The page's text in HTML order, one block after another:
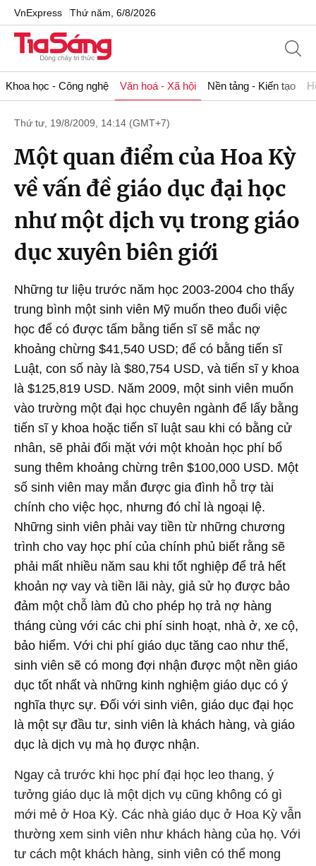
VnExpress Thứ năm, 6/8/2026
Khoa học - Công nghệ Văn hoá - Xã hội Nền tảng - Kiến tạo
Thứ tư, 19/8/2009, 14:14 (GMT+7)
Một quan điểm của Hoa Kỳ
về vấn đề giáo dục đại học
như một dịch vụ trong giáo
dục xuyên biên giới
Những tư liệu trước năm học 2003-2004 cho thấy
trung bình một sinh viên Mỹ muốn theo đuổi việc
học để có được tấm bằng tiến sĩ sẽ mắc nợ
khoảng chừng $41,540 USD; để có bằng tiến sĩ
Luật, con số này là $80,754 USD, và tiến sĩ y khoa
là $125,819 USD. Năm 2009, một sinh viên muốn
vào trường một đại học chuyên ngành để lấy bằng
tiến sĩ y khoa hoặc tiến sĩ luật sau khi có bằng cử
nhân, sẽ phải đối mặt với một khoản học phí bổ
sung thêm khoảng chừng trên $100,000 USD. Một
số sinh viên may mắn được gia đình hỗ trợ tài
chính cho việc học, nhưng đó chỉ là ngoại lệ.
Những sinh viên phải vay tiền từ những chương
trình cho vay học phí của chính phủ biết rằng sẽ
phải mất nhiều năm sau khi tốt nghiệp để trả hết
khoản nợ vay và tiền lãi này, giả sử họ được bảo
đảm một chỗ làm đủ cho phép họ trả nợ hàng
tháng cùng với các chi phí sinh hoạt, nhà ở, xe cộ,
bảo hiểm. Với chi phí giáo dục tăng cao như thế,
sinh viên sẽ có mong đợi nhận được một nền giáo
dục tốt nhất và những kinh nghiệm giáo dục có ý
nghĩa thực sự. Đối với sinh viên, giáo dục đại học
là một sự đầu tư, sinh viên là khách hàng, và giáo
dục là dịch vụ mà họ được nhận.
Ngay cả trước khi học phí đại học leo thang, ý
tưởng giáo dục là một dịch vụ cũng không có gì
mới mẻ ở Hoa Kỳ. Các nhà giáo dục ở Hoa Kỳ vẫn
thường xem sinh viên như khách hàng của họ. Với
tư cách một khách hàng, sinh viên có thể mong